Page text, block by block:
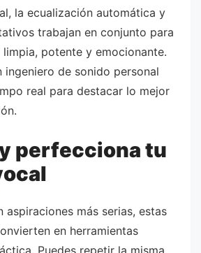
la ecualización automática y
trabajan en conjunto para
potente y emocionante.
ingeniero de sonido personal
real para destacar lo mejor
perfecciona tu
aspiraciones más serias, estas
en herramientas